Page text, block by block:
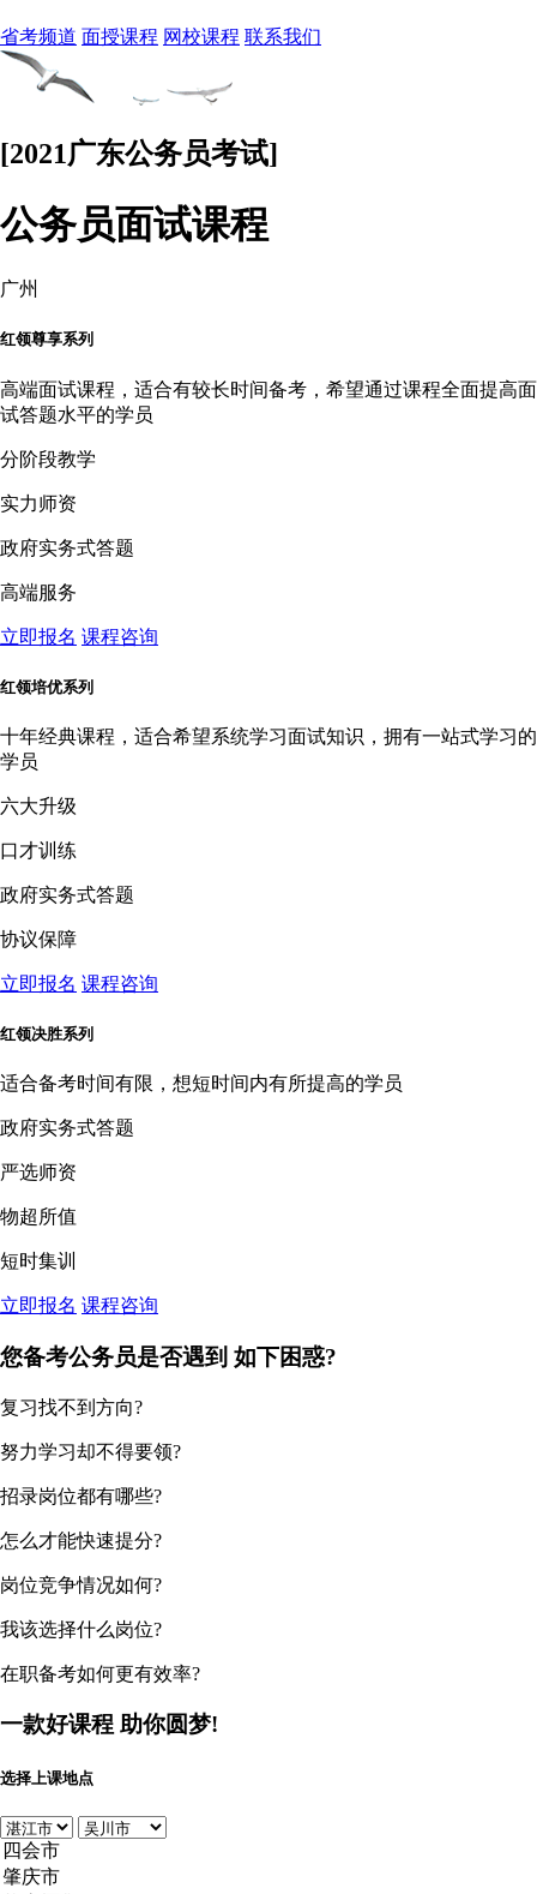
省考频道 面授课程 网校课程 联系我们
[2021广东公务员考试]
公务员面试课程
广州
红领尊享系列
高端面试课程，适合有较长时间备考，希望通过课程全面提高面
试答题水平的学员
分阶段教学
实力师资
政府实务式答题
高端服务
立即报名 课程咨询
红领培优系列
十年经典课程，适合希望系统学习面试知识，拥有一站式学习的
学员
六大升级
口才训练
政府实务式答题
协议保障
立即报名 课程咨询
红领决胜系列
适合备考时间有限，想短时间内有所提高的学员
政府实务式答题
严选师资
物超所值
短时集训
立即报名 课程咨询
您备考公务员是否遇到 如下困惑?
复习找不到方向?
努力学习却不得要领?
招录岗位都有哪些?
怎么才能快速提分?
岗位竞争情况如何?
我该选择什么岗位?
在职备考如何更有效率?
一款好课程 助你圆梦!
选择上课地点